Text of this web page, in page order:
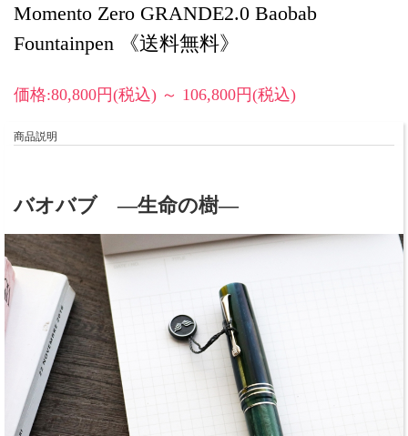
Momento Zero GRANDE2.0 Baobab
Fountainpen 《送料無料》
価格:80,800円(税込) ～ 106,800円(税込)
商品説明
バオバブ ―生命の樹―